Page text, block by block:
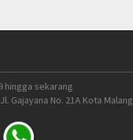
hingga sekarang
Gajayana No. 21A Kota Malang